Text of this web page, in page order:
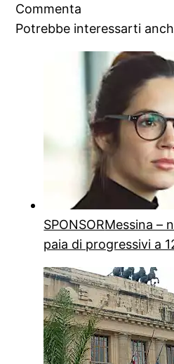
Commenta
Potrebbe interessarti
SPONSORMessina –
paia di progressivi a